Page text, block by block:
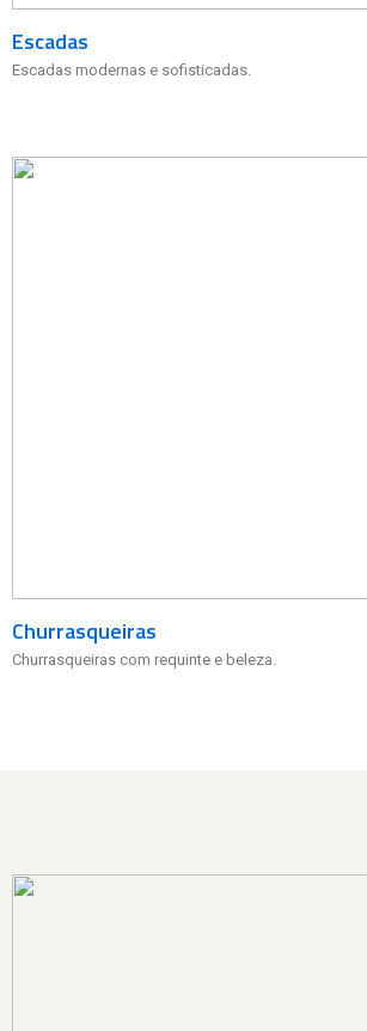
Escadas
Escadas modernas e sofisticadas.
Churrasqueiras
Churrasqueiras com requinte e beleza.